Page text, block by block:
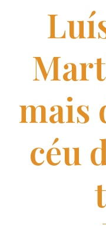
mais
céu